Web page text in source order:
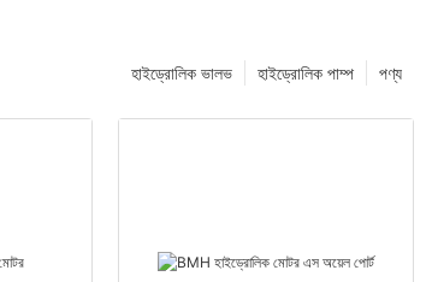
পণ্য
হাইড্রোলিক পাম্প
হাইড্রোলিক ভালভ